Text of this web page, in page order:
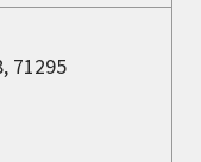
71295